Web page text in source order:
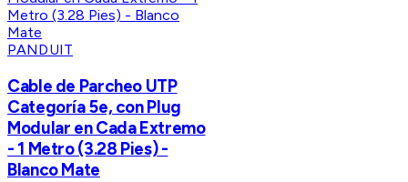
PANDUIT
Cable de Parcheo UTP
Categoría 5e, con Plug
Modular en Cada Extremo
- 1 Metro (3.28 Pies) -
Blanco Mate